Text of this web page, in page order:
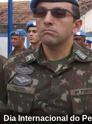
Dia Internacional do